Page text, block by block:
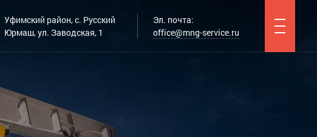
Уфимский район, с. Русский
Юрмаш, ул. Заводская, 1
Эл. почта:
office@mng-service.ru